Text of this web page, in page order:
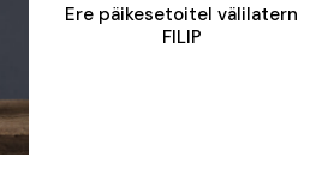
Ere päikesetoitel välilatern
FILIP